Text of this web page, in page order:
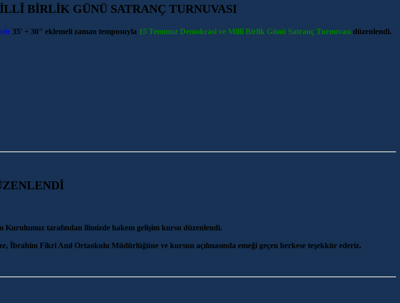
BİRLİK GÜNÜ SATRANÇ TURNUVASI
35' + 30" eklemeli zaman temposuyla 15 Temmuz Demokrasi ve Millî Birlik Günü Satranç Turnuvası düzenlendi.
tarafından ilimizde hakem gelişim kursu düzenlendi.
Fikri Anıl Ortaokulu Müdürlüğüne ve kursun açılmasında emeği geçen herkese teşekkür ederiz.